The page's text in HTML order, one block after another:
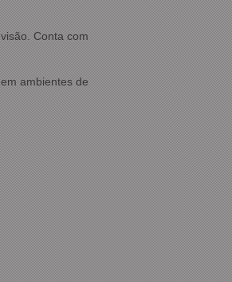
Conta com
ambientes de